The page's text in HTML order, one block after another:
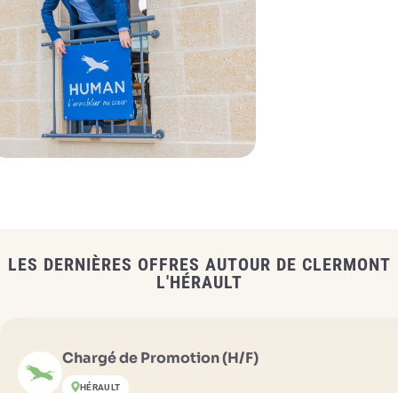
LES DERNIÈRES OFFRES AUTOUR DE CLERMONT
L'HÉRAULT
Chargé de Promotion (H/F)
HÉRAULT